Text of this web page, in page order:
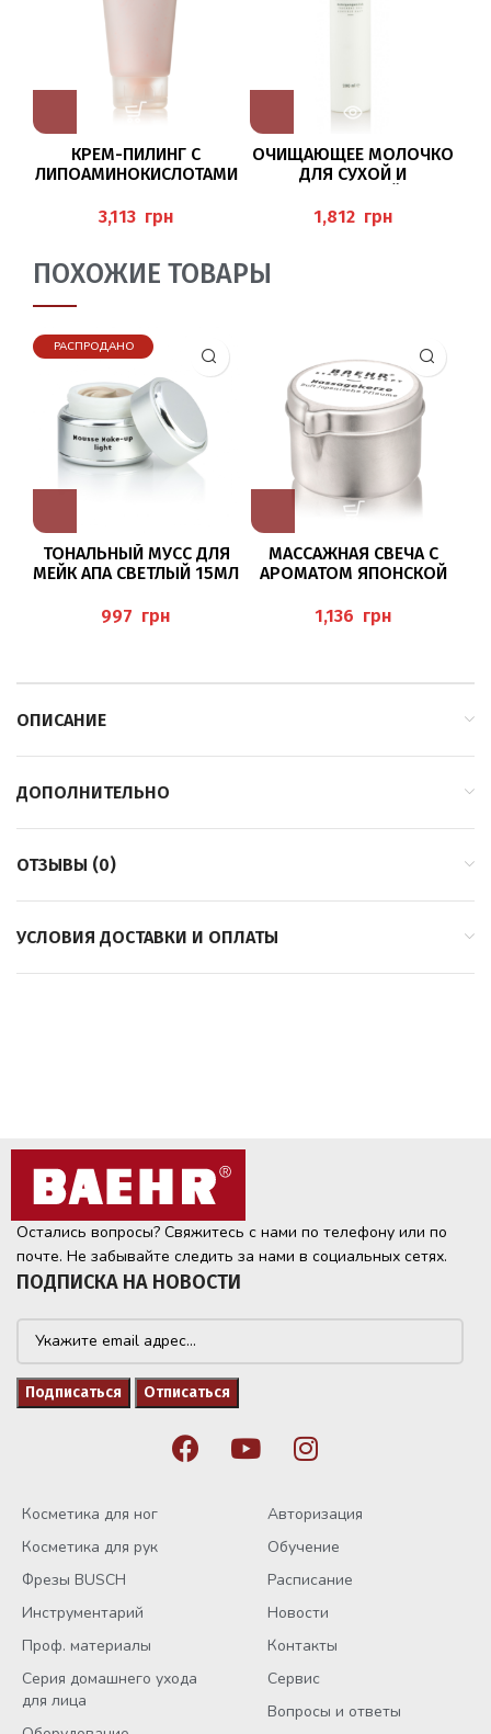
КРЕМ-ПИЛИНГ С
ЛИПОАМИНОКИСЛОТАМИ
BAEHR
грн
ОЧИЩАЮЩЕЕ МОЛОЧКО
ДЛЯ СУХОЙ И
(REINIGUNGSMILCH
TROCKENE UND SENSIBLE
грн
ПОХОЖИЕ ТОВАРЫ
РАСПРОДАНО
ТОНАЛЬНЫЙ МУСС ДЛЯ
МЕЙК АПА СВЕТЛЫЙ 15МЛ
грн
МАССАЖНАЯ СВЕЧА С
АРОМАТОМ ЯПОНСКОЙ
JAPANISCHE PFLAUME) 50
МЛ BAEHR
грн
ОПИСАНИЕ
ДОПОЛНИТЕЛЬНО
ОТЗЫВЫ (0)
УСЛОВИЯ ДОСТАВКИ И ОПЛАТЫ
Остались вопросы? Свяжитесь с нами по телефону или по
почте. Не забывайте следить за нами в социальных сетях.
ПОДПИСКА НА НОВОСТИ
Косметика для ног
Косметика для рук
Фрезы BUSCH
Инструментарий
Проф. материалы
Серия домашнего ухода
для лица
Авторизация
Обучение
Расписание
Новости
Контакты
Сервис
Вопросы и ответы